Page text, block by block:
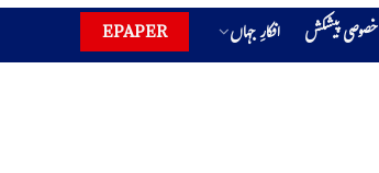
خصوصی پیشکش افکارِ جہاں EPAPER